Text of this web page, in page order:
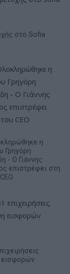
στο Sofia
η
Γρηγόρη
- Ο Γιάννης
επιστρέφει στη
εισφορών